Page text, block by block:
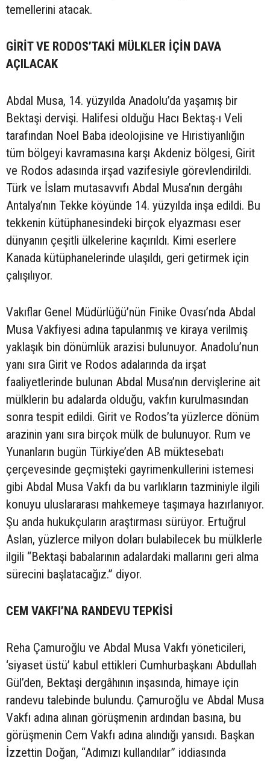
temellerini atacak.
GİRİT VE RODOS’TAKİ MÜLKLER İÇİN DAVA
AÇILACAK
Abdal Musa, 14. yüzyılda Anadolu’da yaşamış bir
Bektaşi dervişi. Halifesi olduğu Hacı Bektaş-ı Veli
tarafından Noel Baba ideolojisine ve Hıristiyanlığın
tüm bölgeyi kavramasına karşı Akdeniz bölgesi, Girit
ve Rodos adasında irşad vazifesiyle görevlendirildi.
Türk ve İslam mutasavvıfı Abdal Musa’nın dergâhı
Antalya’nın Tekke köyünde 14. yüzyılda inşa edildi. Bu
tekkenin kütüphanesindeki birçok elyazması eser
dünyanın çeşitli ülkelerine kaçırıldı. Kimi eserlere
Kanada kütüphanelerinde ulaşıldı, geri getirmek için
çalışılıyor.
Vakıflar Genel Müdürlüğü’nün Finike Ovası’nda Abdal
Musa Vakfiyesi adına tapulanmış ve kiraya verilmiş
yaklaşık bin dönümlük arazisi bulunuyor. Anadolu’nun
yanı sıra Girit ve Rodos adalarında da irşat
faaliyetlerinde bulunan Abdal Musa’nın dervişlerine ait
mülklerin bu adalarda olduğu, vakfın kurulmasından
sonra tespit edildi. Girit ve Rodos’ta yüzlerce dönüm
arazinin yanı sıra birçok mülk de bulunuyor. Rum ve
Yunanların bugün Türkiye’den AB müktesebatı
çerçevesinde geçmişteki gayrimenkullerini istemesi
gibi Abdal Musa Vakfı da bu varlıkların tazminiyle ilgili
konuyu uluslararası mahkemeye taşımaya hazırlanıyor.
Şu anda hukukçuların araştırması sürüyor. Ertuğrul
Aslan, yüzlerce milyon doları bulabilecek bu mülklerle
ilgili “Bektaşi babalarının adalardaki mallarını geri alma
sürecini başlatacağız.” diyor.
CEM VAKFI’NA RANDEVU TEPKİSİ
Reha Çamuroğlu ve Abdal Musa Vakfı yöneticileri,
‘siyaset üstü’ kabul ettikleri Cumhurbaşkanı Abdullah
Gül’den, Bektaşi dergâhının inşasında, himaye için
randevu talebinde bulundu. Çamuroğlu ve Abdal Musa
Vakfı adına alınan görüşmenin ardından basına, bu
görüşmenin Cem Vakfı adına alındığı yansıdı. Başkan
İzzettin Doğan, “Adımızı kullandılar” iddiasında